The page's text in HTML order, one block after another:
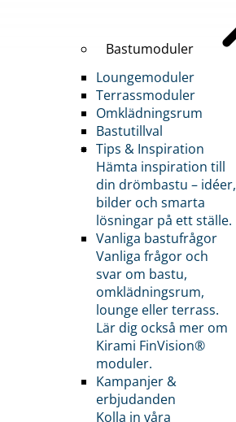
Bastumoduler
Loungemoduler
Terrassmoduler
Omklädningsrum
Bastutillval
Tips & Inspiration
Hämta inspiration till
din drömbastu – idéer,
bilder och smarta
lösningar på ett ställe.
Vanliga bastufrågor
Vanliga frågor och
svar om bastu,
omklädningsrum,
lounge eller terrass.
Lär dig också mer om
Kirami FinVision®
moduler.
Kampanjer &
erbjudanden
Kolla in våra